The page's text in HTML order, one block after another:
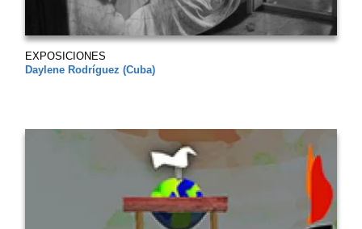
EXPOSICIONES
Daylene Rodríguez (Cuba)